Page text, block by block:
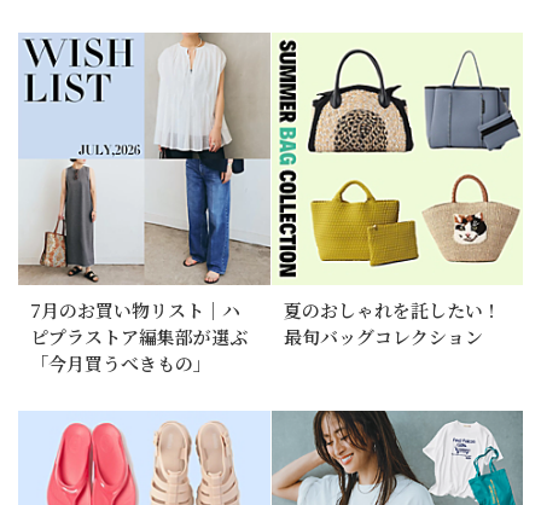
7月のお買い物リスト｜ハ
ピプラストア編集部が選ぶ
「今月買うべきもの」
夏のおしゃれを託したい！
最旬バッグコレクション